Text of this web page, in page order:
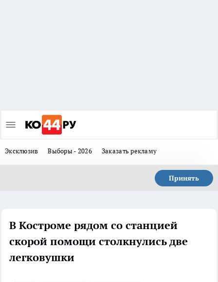
Эксклюзив Выборы - 2026 Заказать рекламу
Принять
В Костроме рядом со станцией
скорой помощи столкнулись две
легковушки